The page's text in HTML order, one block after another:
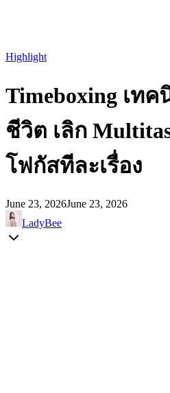
Highlight
Timeboxing เท
ชีวิต เลิก
โฟกัสทีละเรื่อง
June 23, 2026June 23, 2026
LadyBee